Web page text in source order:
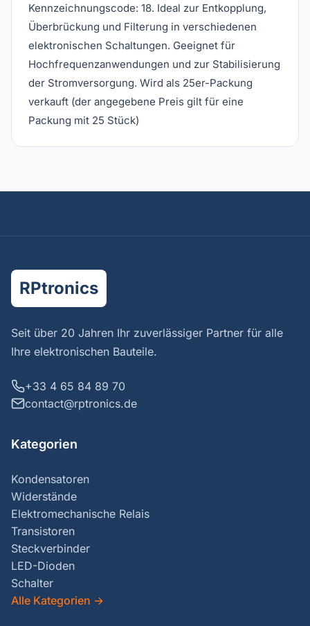
Kennzeichnungscode: 18. Ideal zur Entkopplung,
Überbrückung und Filterung in verschiedenen
elektronischen Schaltungen. Geeignet für
Hochfrequenzanwendungen und zur Stabilisierung
der Stromversorgung. Wird als 25er-Packung
verkauft (der angegebene Preis gilt für eine
Packung mit 25 Stück)
RPtronics
Seit über 20 Jahren Ihr zuverlässiger Partner für alle
Ihre elektronischen Bauteile.
+33 4 65 84 89 70
contact@rptronics.de
Kategorien
Kondensatoren
Widerstände
Elektromechanische Relais
Transistoren
Steckverbinder
LED-Dioden
Schalter
Alle Kategorien →